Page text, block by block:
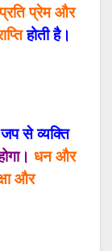
प्रति प्रेम और
होती है।
जप से व्यक्ति
धन और
और